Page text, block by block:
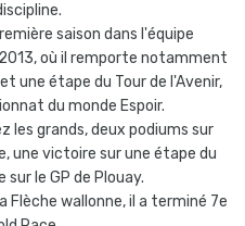
saison dans l'équipe
où il remporte notamment
une étape du Tour de l'Avenir,
du monde Espoir.
les grands, deux podiums sur
une victoire sur une étape du
sur le GP de Plouay.
Flèche wallonne, il a terminé 7e